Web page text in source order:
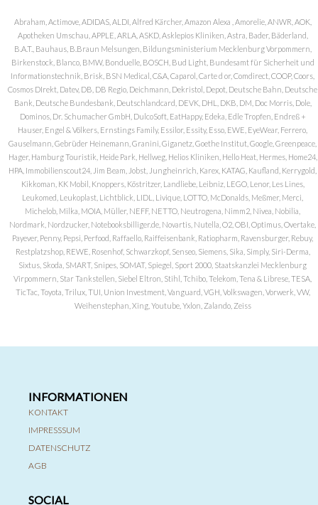
Abraham, Actimove, ADIDAS, ALDI, Alfred Kärcher, Amazon Alexa , Amorelie, ANWR, AOK,
Apotheken Umschau, APPLE, ARLA, ASKD, Asklepios Kliniken, Astra, Bader, Bäderland,
B.A.T., Bauhaus, B.Braun Melsungen, Bildungsministerium Mecklenburg Vorpommern,
Birkenstock, Blanco, BMW, Bonduelle, BOSCH, Bud Light, Bundesamt für Sicherheit und
Informationstechnik, Brisk, BSN Medical, C&A, Caparol, Carte d or, Comdirect, COOP, Coors,
Cosmos DIrekt, Datev, DB, DB Regio, Deichmann, Dekristol, Depot, Deutsche Bahn, Deutsche
Bank, Deutsche Bundesbank, Deutschlandcard, DEVK, DHL, DKB, DM, Doc Morris, Dole,
Dominos, Dr. Schumacher GmbH, DulcoSoft, EatHappy, Edeka, Edle Tropfen, Endreß +
Hauser, Engel & Völkers, Ernstings Family, Essilor, Essity, Esso, EWE, EyeWear, Ferrero,
Gauselmann, Gebrüder Heinemann, Granini, Giganetz, Goethe Institut, Google, Greenpeace,
Hager, Hamburg Touristik, Heide Park, Hellweg, Helios Kliniken, Hello Heat, Hermes, Home24,
HPA, Immobilienscout24, Jim Beam, Jobst, Jungheinrich, Karex, KATAG, Kaufland, Kerrygold,
Kikkoman, KK Mobil, Knoppers, Köstritzer, Landliebe, Leibniz, LEGO, Lenor, Les Lines,
Leukomed, Leukoplast, Lichtblick, LIDL, Livique, LOTTO, McDonalds, Meßmer, Merci,
Michelob, Milka, MOIA, Müller, NEFF, NETTO, Neutrogena, Nimm2, Nivea, Nobilia,
Nordmark, Nordzucker, Notebooksbilliger.de, Novartis, Nutella, O2, OBI, Optimus, Overtake,
Payever, Penny, Pepsi, Perfood, Raffaello, Raiffeisenbank, Ratiopharm, Ravensburger, Rebuy,
Restplatzshop, REWE, Rosenhof, Schwarzkopf, Senseo, Siemens, Sika, Simply, Siri-Derma,
Sixtus, Skoda, SMART, Snipes, SOMAT, Spiegel, Sport 2000, Staatskanzlei Mecklenburg
Virpommern, Star Tankstellen, Siebel Eltron, Stihl, Tchibo, Telekom, Tena & Librese, TESA,
TicTac, Toyota, Trilux, TUI, Union Investment, Vanguard, VGH, Volkswagen, Vorwerk, VW,
Weihenstephan, Xing, Youtube, Yxlon, Zalando, Zeiss
INFORMATIONEN
KONTAKT
IMPRESSSUM
DATENSCHUTZ
AGB
SOCIAL